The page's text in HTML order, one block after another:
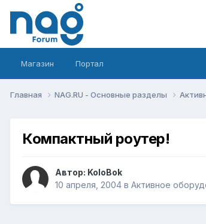
Магазин Портал
Главная NAG.RU - Основные разделы
Компактный роутер!
Автор: KoloBok
10 апреля, 2004 в Активное